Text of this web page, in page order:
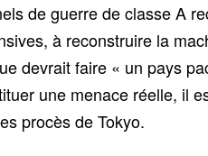
de guerre de classe A
à reconstruire la
devrait faire « un pays
une menace réelle, il
procès de Tokyo.